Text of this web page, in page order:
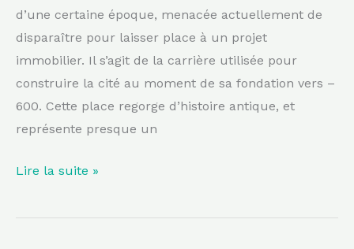
d’une certaine époque, menacée actuellement de
disparaître pour laisser place à un projet
immobilier. Il s’agit de la carrière utilisée pour
construire la cité au moment de sa fondation vers –
600. Cette place regorge d’histoire antique, et
représente presque un
Lire la suite »